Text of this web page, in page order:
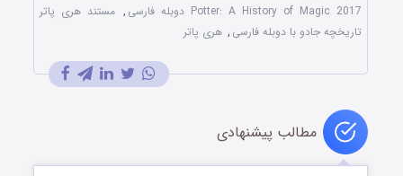
Potter: A History of Magic 2017 دوبله فارسی
, مستند هری پاتر
تاریخچه جادو با دوبله فارسی , هری پاتر
مطالب پیشنهادی